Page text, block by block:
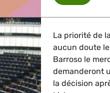
La priorité de
aucun doute
Barroso le
demanderont
la décision